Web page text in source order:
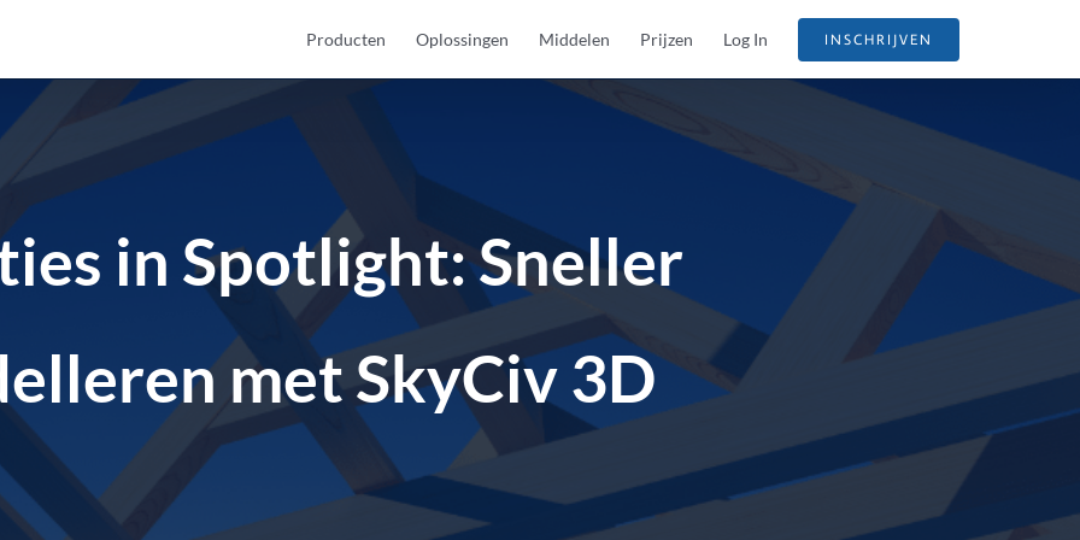
Producten Oplossingen Middelen Prijzen Log In INSCHRIJVEN
in Spotlight: Sneller
met SkyCiv 3D